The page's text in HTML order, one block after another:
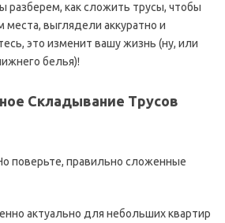
разберем, как сложить трусы, чтобы
выглядели аккуратно и
это изменит вашу жизнь (ну, или
белья)!
Складывание Трусов
поверьте, правильно сложенные
актуально для небольших квартир